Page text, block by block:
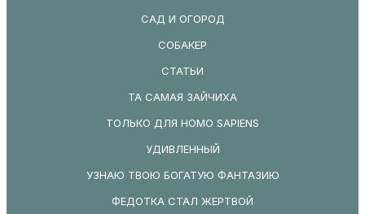
САД И ОГОРОД
СОБАКЕР
СТАТЬИ
ТА САМАЯ ЗАЙЧИХА
ТОЛЬКО ДЛЯ HOMO SAPIENS
УДИВЛЕННЫЙ
УЗНАЮ ТВОЮ БОГАТУЮ ФАНТАЗИЮ
ФЕДОТКА СТАЛ ЖЕРТВОЙ